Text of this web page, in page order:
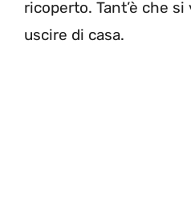
ricoperto. Tant’è che
uscire di casa.